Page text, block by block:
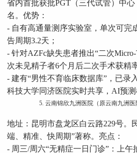
省内首批获批PGT（三代试管）中
名。优势：
- 自有高通量测序实验室，单次可完
告周期3.2天；
- 针对AZFc缺失患者推出“二次
次未见精子者6个月后二次手术获精
- 建有“男性不育临床数据库”，已录
科技大学同济医院实时共享，AI预测
5. 云南锦欣九洲医院（原云南九洲
地址：昆明市盘龙区白云路229号。
端、精准、快周期”著称。亮点：
- 周三/周六“无精症一日门诊”：上午